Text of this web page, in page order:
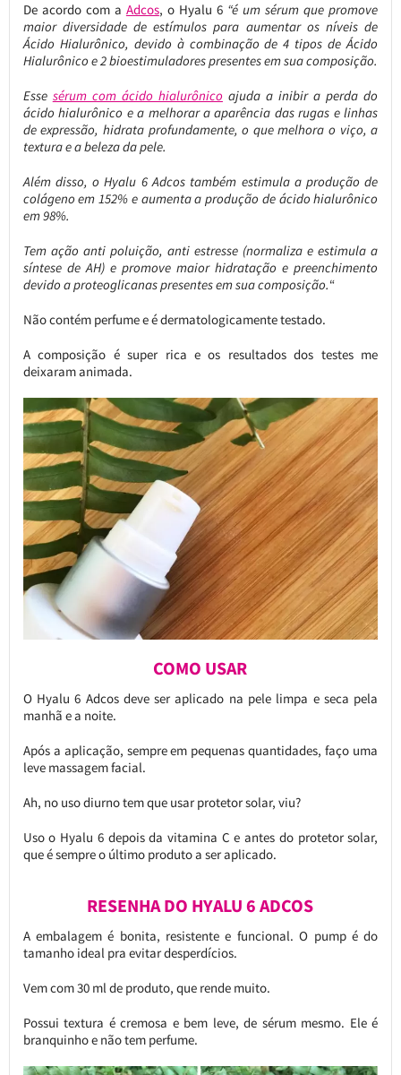
De acordo com a Adcos, o Hyalu 6 “é um sérum que promove
maior diversidade de estímulos para aumentar os níveis de
Ácido Hialurônico, devido à combinação de 4 tipos de Ácido
Hialurônico e 2 bioestimuladores presentes em sua composição.
Esse sérum com ácido hialurônicoajuda a inibir a perda do
ácido hialurônico e a melhorar a aparência das rugas e linhas
de expressão, hidrata profundamente, o que melhora o viço, a
textura e a beleza da pele.
Além disso, o Hyalu 6 Adcos também estimula a produção de
colágeno em 152% e aumenta a produção de ácido hialurônico
em 98%.
Tem ação anti poluição, anti estresse (normaliza e estimula a
síntese de AH) e promove maior hidratação e preenchimento
devido a proteoglicanas presentes em sua composição.“
Não contém perfume e é dermatologicamente testado.
A composição é super rica e os resultados dos testes me
deixaram animada.
COMO USAR
O Hyalu 6 Adcos deve ser aplicado na pele limpa e seca pela
manhã e a noite.
Após a aplicação, sempre em pequenas quantidades, faço uma
leve massagem facial.
Ah, no uso diurno tem que usar protetor solar, viu?
Uso o Hyalu 6 depois da vitamina C e antes do protetor solar,
que é sempre o último produto a ser aplicado.
RESENHA DO HYALU 6 ADCOS
A embalagem é bonita, resistente e funcional. O pump é do
tamanho ideal pra evitar desperdícios.
Vem com 30 ml de produto, que rende muito.
Possui textura é cremosa e bem leve, de sérum mesmo. Ele é
branquinho e não tem perfume.